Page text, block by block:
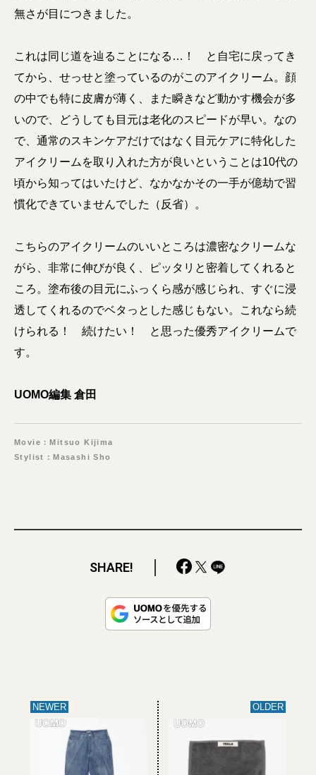
無さが目につきました。
これは同じ道を辿ることになる…！ と自宅に戻ってき
てから、せっせと塗っているのがこのアイクリーム。顔
の中でも特に皮膚が薄く、また瞬きなど動かす機会が多
いので、どうしても目元は老化のスピードが早い。なの
で、通常のスキンケアだけではなく目元ケアに特化した
アイクリームを取り入れた方が良いということは10代の
頃から知ってはいたけど、なかなかその一手が億劫で習
慣化できていませんでした（反省）。
こちらのアイクリームのいいところは濃密なクリームな
がら、非常に伸びが良く、ピッタリと密着してくれると
ころ。塗布後の目元にふっくら感が感じられ、すぐに浸
透してくれるのでベタっとした感じもない。これなら続
けられる！ 続けたい！ と思った優秀アイクリームで
す。
UOMO編集 倉田
Movie：Mitsuo Kijima
Stylist：Masashi Sho
SHARE!
NEWER OLDER